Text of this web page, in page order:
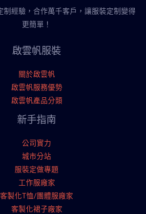
制經驗，合作萬千客戶，讓服裝定制變得
更簡單！
啟雲帆服裝
關於啟雲帆
啟雲帆服務優勢
啟雲帆產品分類
新手指南
公司實力
城市分站
服裝定做專題
工作服廠家
客製化T恤/團體服廠家
客製化裙子廠家